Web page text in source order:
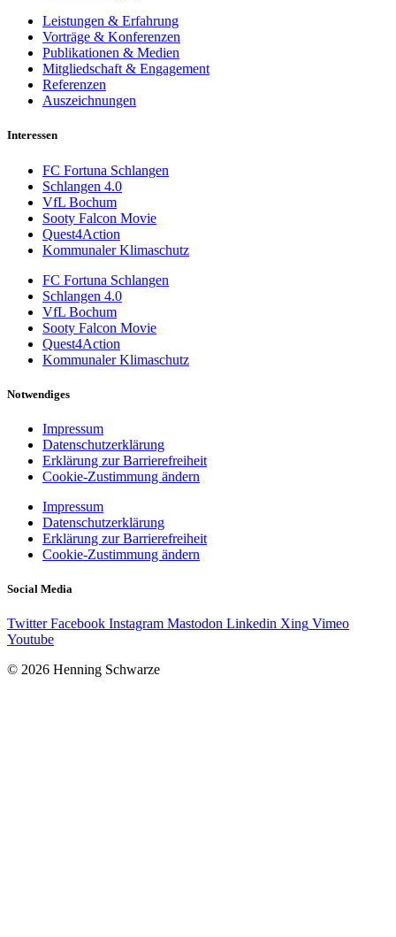
Leistungen & Erfahrung
Vorträge & Konferenzen
Publikationen & Medien
Mitgliedschaft & Engagement
Referenzen
Auszeichnungen
Interessen
FC Fortuna Schlangen
Schlangen 4.0
VfL Bochum
Sooty Falcon Movie
Quest4Action
Kommunaler Klimaschutz
FC Fortuna Schlangen
Schlangen 4.0
VfL Bochum
Sooty Falcon Movie
Quest4Action
Kommunaler Klimaschutz
Notwendiges
Impressum
Datenschutzerklärung
Erklärung zur Barrierefreiheit
Cookie-Zustimmung ändern
Impressum
Datenschutzerklärung
Erklärung zur Barrierefreiheit
Cookie-Zustimmung ändern
Social Media
Twitter Facebook Instagram Mastodon Linkedin Xing Vimeo
Youtube
© 2026 Henning Schwarze